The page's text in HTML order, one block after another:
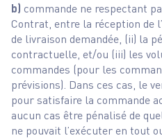
b) commande ne respectant
Contrat, entre la réception de
de livraison demandée, (ii) la
contractuelle, et/ou (iii) les
commandes (pour les
prévisions). Dans ces cas, le
pour satisfaire la commande
aucun cas être pénalisé de
ne pouvait l’exécuter en tout